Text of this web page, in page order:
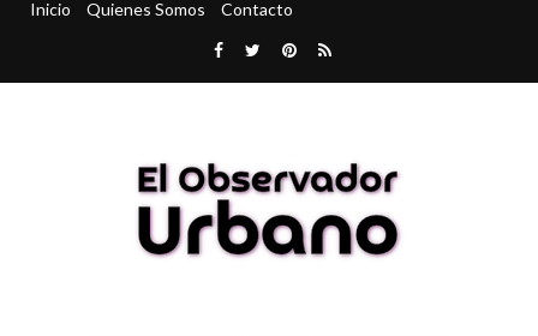
Inicio Quienes Somos Contacto